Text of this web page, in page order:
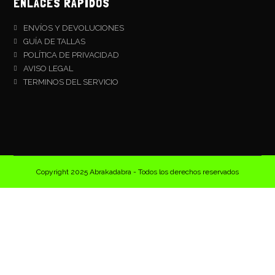
ENLACES RÁPIDOS
ENVÍOS Y DEVOLUCIONES
GUÍA DE TALLAS
POLÍTICA DE PRIVACIDAD
AVISO LEGAL
TERMINOS DEL SERVICIO
Copyright 2025 Abrakadabra - Todos los derechos reservados